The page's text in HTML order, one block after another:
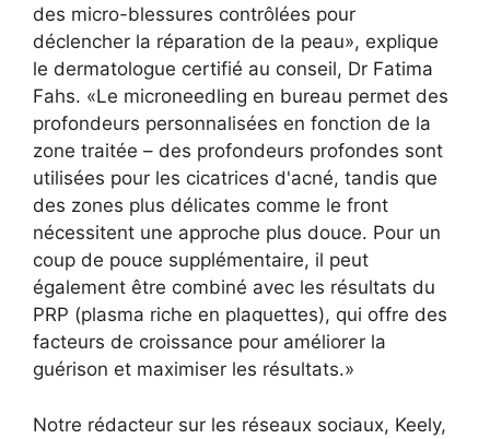
des micro-blessures contrôlées pour
déclencher la réparation de la peau», explique
le dermatologue certifié au conseil, Dr Fatima
Fahs. «Le microneedling en bureau permet des
profondeurs personnalisées en fonction de la
zone traitée – des profondeurs profondes sont
utilisées pour les cicatrices d'acné, tandis que
des zones plus délicates comme le front
nécessitent une approche plus douce. Pour un
coup de pouce supplémentaire, il peut
également être combiné avec les résultats du
PRP (plasma riche en plaquettes), qui offre des
facteurs de croissance pour améliorer la
guérison et maximiser les résultats.»
Notre rédacteur sur les réseaux sociaux, Keely,